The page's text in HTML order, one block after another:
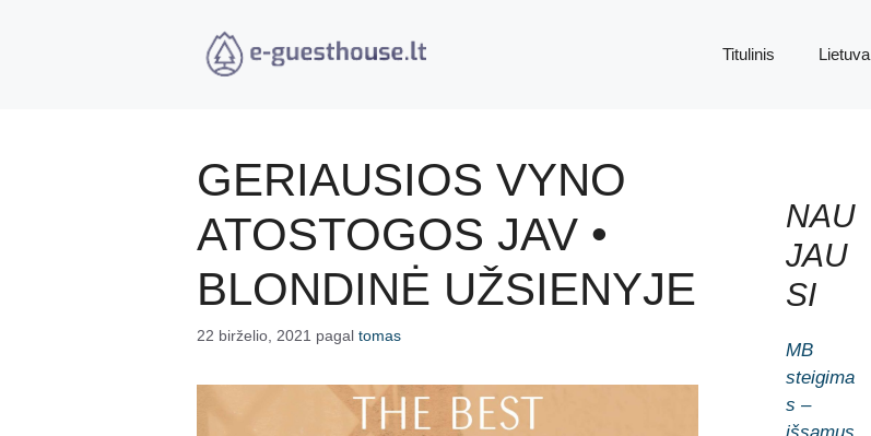
Titulinis Lietuva
GERIAUSIOS VYNO
ATOSTOGOS JAV •
BLONDINĖ UŽSIENYJE
22 birželio, 2021 pagal tomas
NAU
JAU
SI
MB
steigima
s –